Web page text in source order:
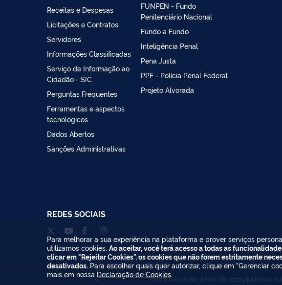
Receitas e Despesas
Licitações e Contratos
Servidores
Informações Classificadas
Serviço de Informação ao
Cidadão - SIC
Perguntas Frequentes
Ferramentas e aspectos
tecnológicos
Dados Abertos
Sanções Administrativas
FUNPEN - Fundo
Penitenciário Nacional
Fundo a Fundo
Inteligência Penal
Pena Justa
PPF - Polícia Penal Federal
Projeto Alvorada
REDES SOCIAIS
Todo o conteúdo deste site está publicado
Para melhorar a sua experiência na plataforma e prover serviços
utilizamos cookies. Ao aceitar, você terá acesso a todas as
clicar em "Rejeitar Cookies", os cookies que não forem estritamente
desativados. Para escolher quais quer autorizar, clique em "Gerenciar
mais em nossa Declaração de Cookies.